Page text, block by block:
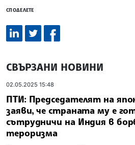
СПОДЕЛЕТЕ
СВЪРЗАНИ НОВИНИ
02.05.2025 15:48
ПТИ: Председателят на
заяви, че страната му е
сътрудничи на Индия в
тероризма